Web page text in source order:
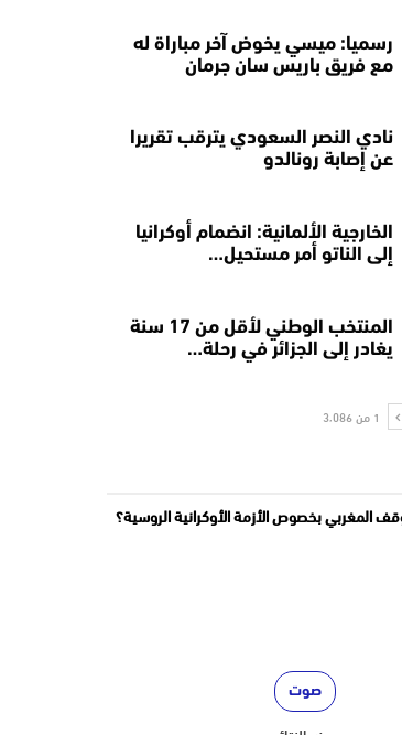
رسميا: ميسي يخوض آخر مباراة له
مع فريق باريس سان جرمان
نادي النصر السعودي يترقب تقريرا
عن إصابة رونالدو
الخارجية الألمانية: انضمام أوكرانيا
إلى الناتو أمر مستحيل…
المنتخب الوطني لأقل من 17 سنة
يغادر إلى الجزائر في رحلة…
1 من 3٬086
المغربي بخصوص الأزمة الأوكرانية الروسية؟